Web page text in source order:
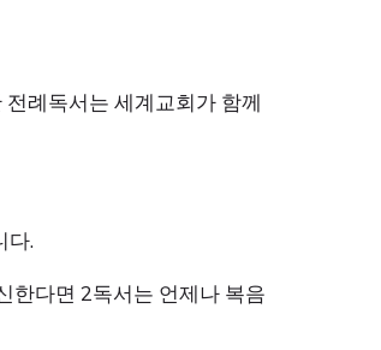
례독서는 세계교회가 함께
다.
한다면 2독서는 언제나 복음